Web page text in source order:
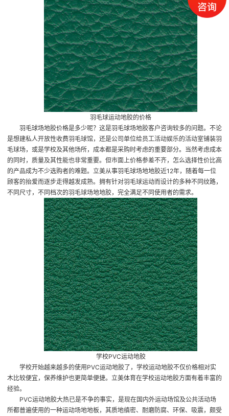
羽毛球运动地胶的价格
羽毛球场地胶价格是多少呢？这是羽毛球场地胶客户咨询较多的问题。不论
是想建私人开放性收费羽毛球馆，还是公司单位给员工活动娱乐的活动室铺装羽
毛球场，或是学校及其他场所，成本都是采购时考虑的重要部分。当然考虑成本
的同时，质量及其性能也非常重要。但市面上价格参差不齐，怎么选择性价比高
的产品成为不少选购者的难题。立美从事羽毛球场地地胶近12年，随着每一位
顾客的抬爱而逐步走得越发成熟。拥有针对羽毛球运动而设计的多种不同纹路，
不同尺寸，不同档次的羽毛球场地地胶，完全满足不同使用者的需求。
学校PVC运动地胶
学校开始越来越多的使用PVC运动地胶了， 学校运动地胶不仅价格相对实
木比较便宜，保养维护也更简单便捷。立美体育在学校运动地胶方面有着丰富的
经验。
PVC运动地胶大热已是不争的事实，是现在国内外运动场馆及公共活动场
所都普遍使用的一种运动场地地板，其质地缜密、耐磨防腐、环保、吸震，颇受